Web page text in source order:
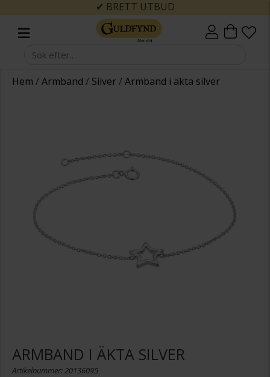
✔ BRETT UTBUD
Hem /Armband / Silver/Armband i äkta silver
ARMBAND I ÄKTA SILVER
Artikelnummer: 20136095